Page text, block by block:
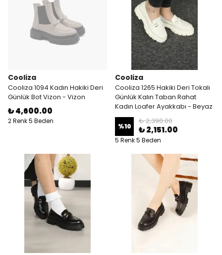
Cooliza
Cooliza 1094 Kadın Hakiki Deri
Günlük Bot Vizon - Vizon
₺ 4,600.00
2 Renk 5 Beden
Cooliza
Cooliza 1265 Hakiki Deri Tokalı
Günlük Kalın Taban Rahat
Kadın Loafer Ayakkabı - Beyaz
%10
₺ 2,390.00
₺ 2,151.00
5 Renk 5 Beden